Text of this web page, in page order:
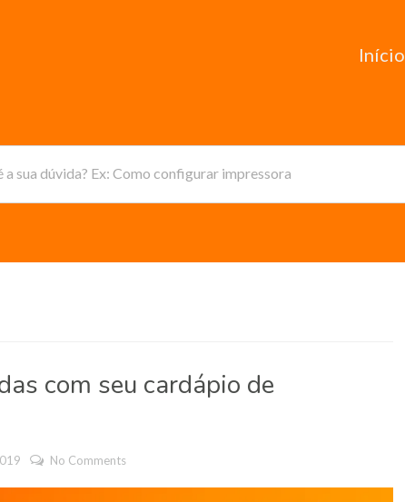
Início
a sua dúvida? Ex: Como configurar impressora
com seu cardápio de
No Comments